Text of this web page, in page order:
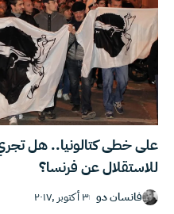
على خطى كتالونيا.. هل
للاستقلال عن فرنسا؟
فانسان دو ٣ أكتوبر ,٢٠١٧